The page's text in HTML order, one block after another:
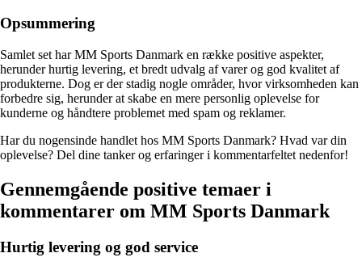
Opsummering
Samlet set har MM Sports Danmark en række positive aspekter,
herunder hurtig levering, et bredt udvalg af varer og god kvalitet af
produkterne. Dog er der stadig nogle områder, hvor virksomheden kan
forbedre sig, herunder at skabe en mere personlig oplevelse for
kunderne og håndtere problemet med spam og reklamer.
Har du nogensinde handlet hos MM Sports Danmark? Hvad var din
oplevelse? Del dine tanker og erfaringer i kommentarfeltet nedenfor!
Gennemgående positive temaer i
kommentarer om MM Sports Danmark
Hurtig levering og god service